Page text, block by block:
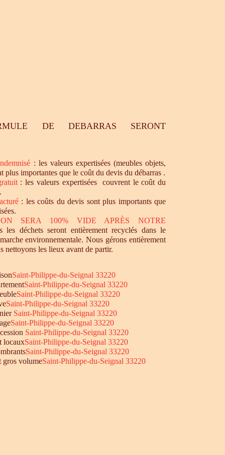
DE DEBARRAS SERONT
: les valeurs expertisées (meubles objets,
plus importantes que le coût du devis du débarras .
: les valeurs expertisées couvrent le coût du
: les coûts du devis sont plus importants que
SERA 100% VIDE APRÈS NOTRE
les déchets seront entièrement recyclés dans le
environnementale. Nous gérons entièrement
nettoyons les lieux avant de partir.
Saint-Philippe-du-Seignal 33220
Saint-Philippe-du-Seignal 33220
Saint-Philippe-du-Seignal 33220
Saint-Philippe-du-Seignal 33220
Saint-Philippe-du-Seignal 33220
Saint-Philippe-du-Seignal 33220
Saint-Philippe-du-Seignal 33220
locauxSaint-Philippe-du-Seignal 33220
Saint-Philippe-du-Seignal 33220
gros volumeSaint-Philippe-du-Seignal 33220